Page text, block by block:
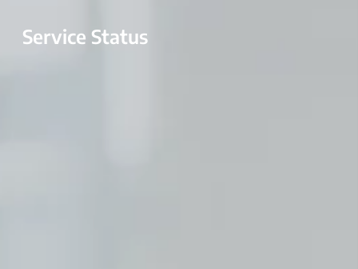
Service Status